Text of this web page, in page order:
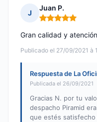
J
Juan P.
Nota: 5 de 5
Publicado el 27/09/2021 à
Gran calidad y
Respuesta de La
Publicada el 26/09/2021
Gracias N. por tu
despacho Piramid
que estés